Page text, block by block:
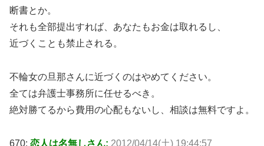
断書とか。
それも全部提出すれば、あなたもお金は取れるし、
近づくことも禁止される。
不輪女の旦那さんに近づくのはやめてください。
全ては弁護士事務所に任せるべき。
絶対勝てるから費用の心配もないし、相談は無料ですよ。
670: 恋人は名無しさん: 2012/04/14(土) 19:44:57